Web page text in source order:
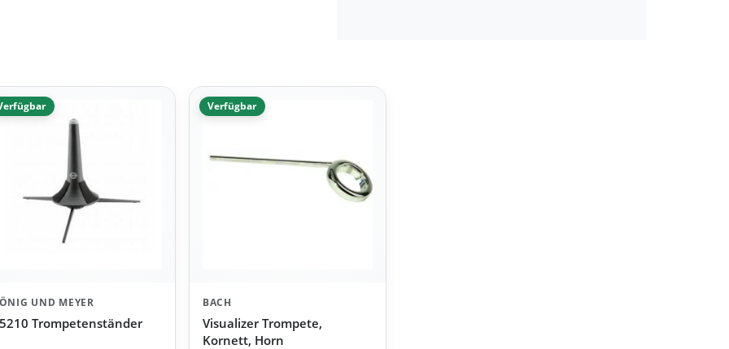
UND MEYER
Trompetenständer
Verfügbar
BACH
Visualizer Trompete,
Kornett, Horn